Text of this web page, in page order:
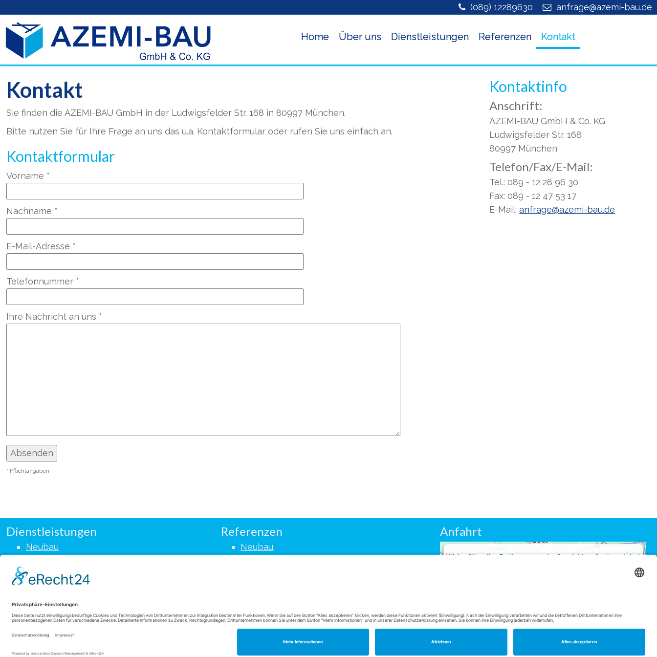
ed.uab-imeza@egarfna
(089) 12289630
Home Über uns Dienstleistungen Referenzen Kontakt
Kontakt
Sie finden dieAZEMI-BAU GmbH in der Ludwigsfelder Str. 168 in 80997 München.
Bitte nutzen Sie für Ihre Frage an uns das u.a. Kontaktformular oder rufen Sie uns einfach an.
Kontaktformular
Vorname *
Nachname *
E-Mail-Adresse *
Telefonnummer *
Ihre Nachricht an uns *
* Pflichtangaben
Kontaktinfo
Anschrift:
AZEMI-BAU GmbH & Co. KG
Ludwigsfelder Str. 168
80997 München
Telefon/Fax/E-Mail:
Tel.: 089 - 12 28 96 30
Fax: 089 - 12 47 53 17
E-Mail:ed.uab-imeza@egarfna
Dienstleistungen
Neubau
Gartenbau
Trockenbau
Altbausanierung
Referenzen
Neubau
Anfahrt
Wir benötigen Ihre Zustimmung, um den Google Maps-Service zu laden!
Wir verwenden einen Service eines Drittanbieters, um Karteninhalte
einzubetten. Dieser Service kann Daten zu Ihren Aktivitäten sammeln.
Mehr Informationen Akzeptieren